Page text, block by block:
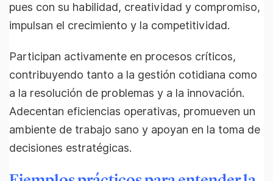
pues con su habilidad, creatividad y compromiso,
impulsan el crecimiento y la competitividad.
Participan activamente en procesos críticos,
contribuyendo tanto a la gestión cotidiana como
a la resolución de problemas y a la innovación.
Adecentan eficiencias operativas, promueven un
ambiente de trabajo sano y apoyan en la toma de
decisiones estratégicas.